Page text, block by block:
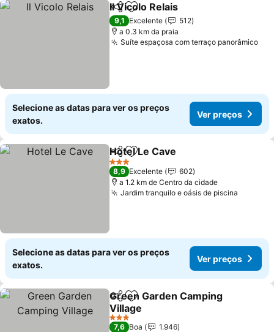
PartilharAdicionar aos favoritos
Il Vicolo Relais
9,1 Excelente
512
a 0.3 km da praia
Suíte espaçosa com terraço panorâmico
Selecione as datas para ver os preços
exatos.
Ver preços
PartilharAdicionar aos favoritos
Hotel Le Cave
3 Estrelas
8,9 Excelente
602
a 1.2 km de Centro da cidade
Jardim tranquilo e oásis de piscina
Selecione as datas para ver os preços
exatos.
Ver preços
PartilharAdicionar aos favoritos
Green Garden Camping
Village
Ver preços
3 Estrelas
7,6 Boa
1.946